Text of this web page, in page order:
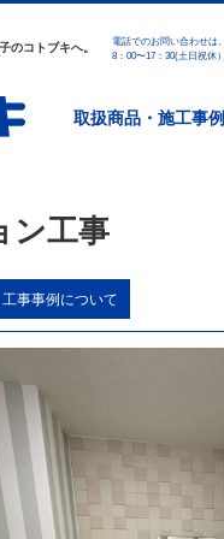
のコトブキへ。
電話でのお問い合わせは、
8：00〜17：30(土日祝休）
取扱商品・施工事例
ン工事
工事事例について